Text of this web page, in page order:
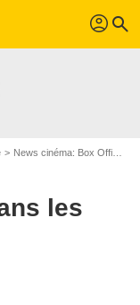
profil search
News cinéma: Box Office
les